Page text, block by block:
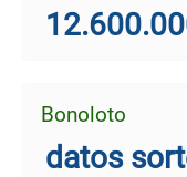
Bonoloto
datos